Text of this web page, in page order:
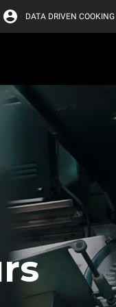
DATA DRIVEN COOKING